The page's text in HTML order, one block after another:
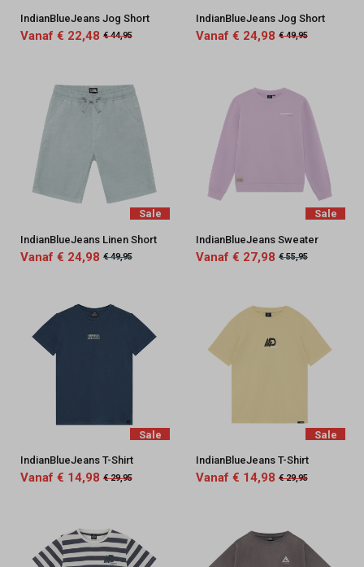
IndianBlueJeans Jog Short
Vanaf € 22,48 € 44,95
IndianBlueJeans Jog Short
Vanaf € 24,98 € 49,95
Sale
IndianBlueJeans Linen Short
Vanaf € 24,98 € 49,95
Sale
IndianBlueJeans Sweater
Vanaf € 27,98 € 55,95
Sale
IndianBlueJeans T-Shirt
Vanaf € 14,98 € 29,95
Sale
IndianBlueJeans T-Shirt
Vanaf € 14,98 € 29,95